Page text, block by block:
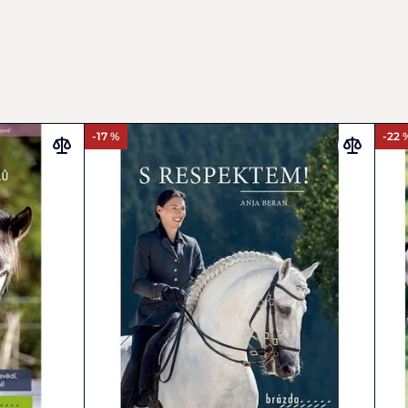
-17 % -22